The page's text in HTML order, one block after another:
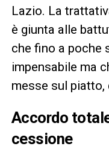
Lazio. La
è giunta alle
che fino a poche
impensabile ma
messe sul piatto,
Accordo
cessione